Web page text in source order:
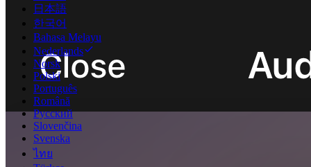
日本語
한국어
Bahasa Melayu
Nederlands
Norsk
Polski
Português
Română
Русский
Slovenčina
Svenska
ไทย